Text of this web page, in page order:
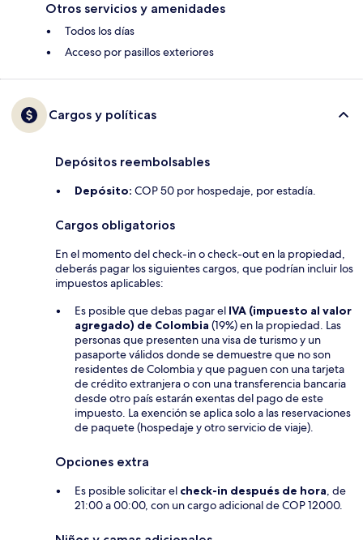
Otros servicios y amenidades
Todos los días
Acceso por pasillos exteriores
Cargos y políticas
Depósitos reembolsables
Depósito: COP 50 por hospedaje, por estadía.
Cargos obligatorios
En el momento del check-in o check-out en la propiedad,
deberás pagar los siguientes cargos, que podrían incluir los
impuestos aplicables:
Es posible que debas pagar el IVA (impuesto al valor
agregado) de Colombia (19%) en la propiedad. Las
personas que presenten una visa de turismo y un
pasaporte válidos donde se demuestre que no son
residentes de Colombia y que paguen con una tarjeta
de crédito extranjera o con una transferencia bancaria
desde otro país estarán exentas del pago de este
impuesto. La exención se aplica solo a las reservaciones
de paquete (hospedaje y otro servicio de viaje).
Opciones extra
Es posible solicitar el check-in después de hora, de
21:00 a 00:00, con un cargo adicional de COP 12000.